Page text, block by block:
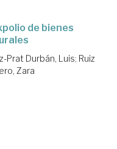
de bienes
Prat Durbán, Luis; Ruiz
Zara